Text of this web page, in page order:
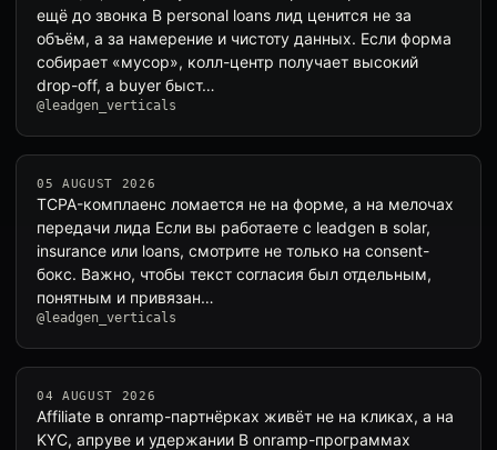
ещё до звонка В personal loans лид ценится не за
объём, а за намерение и чистоту данных. Если форма
собирает «мусор», колл-центр получает высокий
drop-off, а buyer быст…
@leadgen_verticals
05 AUGUST 2026
TCPA-комплаенс ломается не на форме, а на мелочах
передачи лида Если вы работаете с leadgen в solar,
insurance или loans, смотрите не только на consent-
бокс. Важно, чтобы текст согласия был отдельным,
понятным и привязан…
@leadgen_verticals
04 AUGUST 2026
Affiliate в onramp-партнёрках живёт не на кликах, а на
KYC, апруве и удержании В onramp-программах